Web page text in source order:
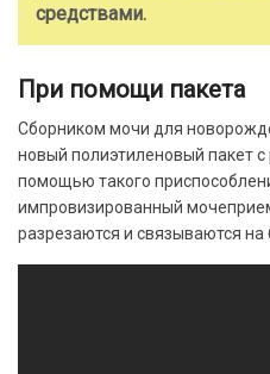
средствами.
При помощи пакета
Сборником мочи для
новый полиэтиленовый пакет
помощью такого
импровизированный
разрезаются и связываются на